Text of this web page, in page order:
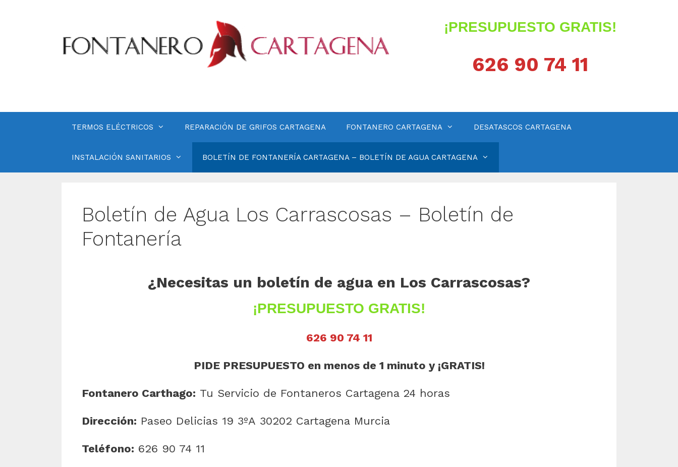
¡PRESUPUESTO GRATIS!
626 90 74 11
TERMOS ELÉCTRICOS REPARACIÓN DE GRIFOS CARTAGENA FONTANERO CARTAGENA DESATASCOS CARTAGENA
INSTALACIÓN SANITARIOS BOLETÍN DE FONTANERÍA CARTAGENA – BOLETÍN DE AGUA CARTAGENA
Boletín de Agua Los Carrascosas – Boletín de
Fontanería
¿Necesitas un boletín de agua en Los Carrascosas?
¡PRESUPUESTO GRATIS!
626 90 74 11
PIDE PRESUPUESTO en menos de 1 minuto y ¡GRATIS!
Fontanero Carthago: Tu Servicio de Fontaneros Cartagena 24 horas
Dirección: Paseo Delicias 19 3ºA 30202 Cartagena Murcia
Teléfono: 626 90 74 11